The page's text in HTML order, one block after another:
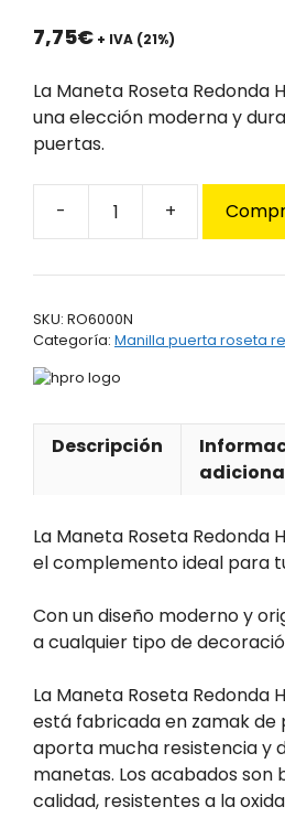
7,75€ + IVA (21%)
La Maneta Roseta Redonda
una elección moderna y
puertas.
Redonda
Pro
6000HP
SKU: RO6000N
Categoría: Manilla puerta roseta
Descripción
La Maneta Roseta Redonda
el complemento ideal para
Con un diseño moderno y
a cualquier tipo de
La Maneta Roseta Redonda
está fabricada en zamak de
aporta mucha resistencia y
manetas. Los acabados son
calidad, resistentes a la